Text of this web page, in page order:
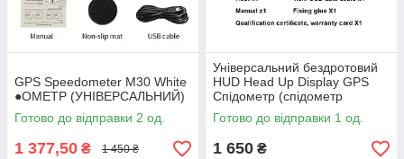
GPS Speedometer M30 White
●ОМЕТР (УНІВЕРСАЛЬНИЙ)
Готово до відправки 2 од.
1 377,50 ₴ 1 450 ₴
Універсальний бездротовий
HUD Head Up Display GPS
Спідометр (спідометр
годинник термометр і ін )
Готово до відправки 1 од.
1 650 ₴